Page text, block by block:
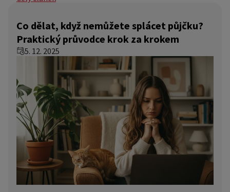
Co dělat, když nemůžete splácet půjčku?
Praktický průvodce krok za krokem
5. 12. 2025